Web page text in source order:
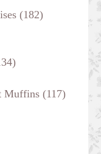
(182)
Muffins (117)